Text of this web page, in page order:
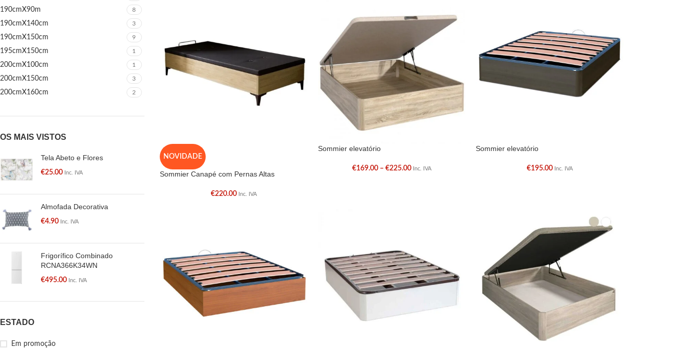
190cmX90m 8
190cmX140cm 3
190cmX150cm 9
195cmX150cm 1
200cmX100cm 1
200cmX150cm 3
200cmX160cm 2
OS MAIS VISTOS
Tela Abeto e Flores
€25.00 Inc. IVA
Almofada Decorativa
€4.90 Inc. IVA
Frigorífico Combinado
RCNA366K34WN
€495.00 Inc. IVA
ESTADO
Em promoção
NOVIDADE
Sommier Canapé com Pernas Altas
€220.00 Inc. IVA
Sommier elevatório
€169.00 – €225.00 Inc. IVA
Sommier elevatório
€195.00 Inc. IVA